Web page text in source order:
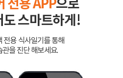
전용 APP으로
스마트하게!
전용 식사일기를 통해
을 진단 해보세요.